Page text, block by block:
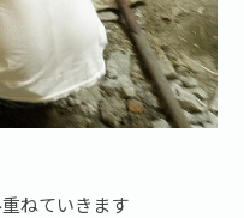
ねていきます